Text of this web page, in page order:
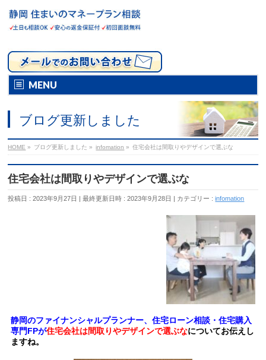
MENU
ブログ更新しました
HOME » ブログ更新しました » infomation » 住宅会社は間取りやデザインで選ぶな
住宅会社は間取りやデザインで選ぶな
投稿日 : 2023年9月27日 最終更新日時 : 2023年9月28日 カテゴリー :infomation
静岡のファイナンシャルプランナー、住宅ローン相談・住宅購入
専門FPが住宅会社は間取りやデザインで選ぶなについてお伝えし
ますね。